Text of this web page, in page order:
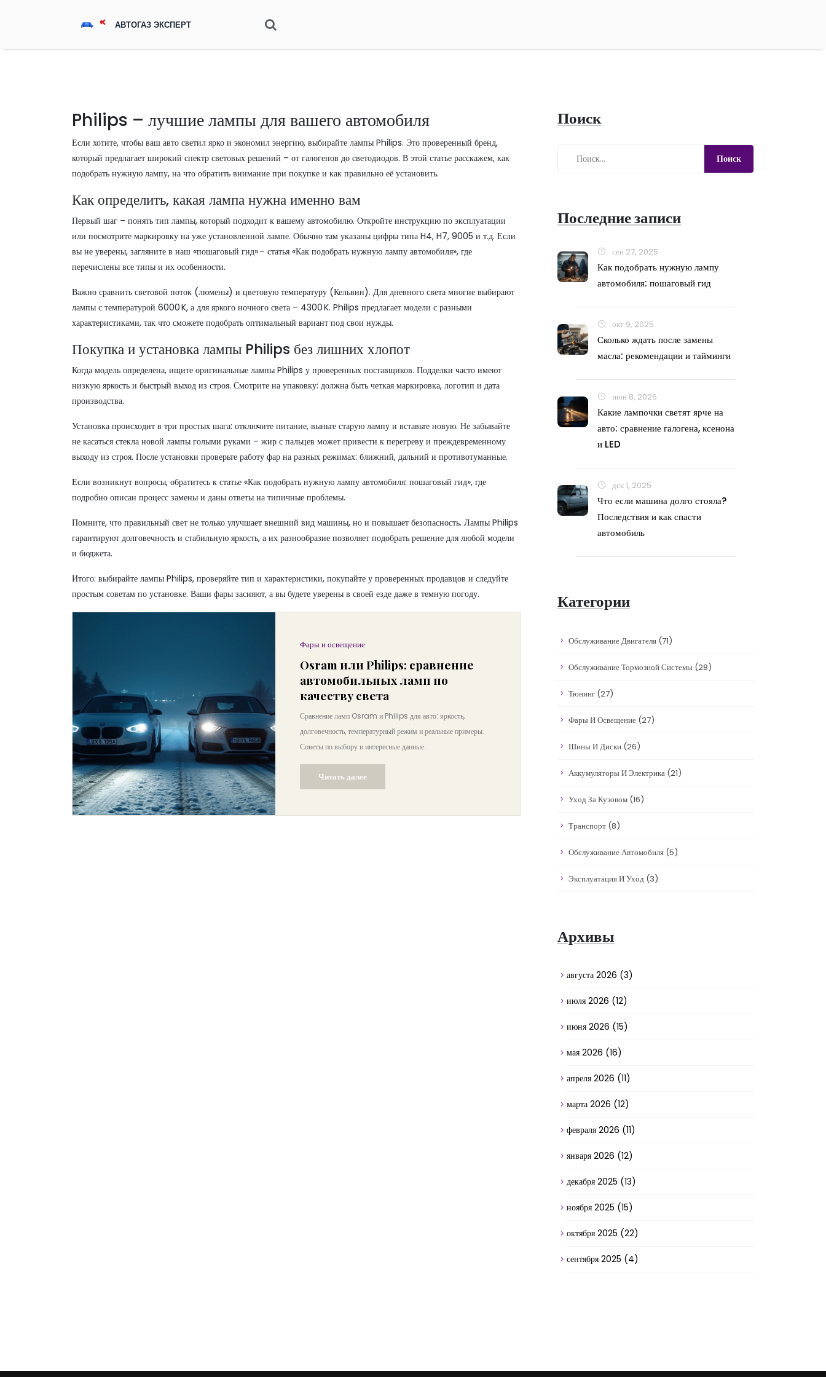
Philips – лучшие лампы для вашего автомобиля
Если хотите, чтобы ваш авто светил ярко и экономил энергию, выбирайте лампы Philips. Это проверенный бренд,
который предлагает широкий спектр световых решений – от галогенов до светодиодов. В этой статье расскажем, как
подобрать нужную лампу, на что обратить внимание при покупке и как правильно её установить.
Как определить, какая лампа нужна именно вам
Первый шаг – понять тип лампы, который подходит к вашему автомобилю. Откройте инструкцию по эксплуатации
или посмотрите маркировку на уже установленной лампе. Обычно там указаны цифры типа H4, H7, 9005 и т.д. Если
вы не уверены, загляните в наш «пошаговый гид» – статья «Как подобрать нужную лампу автомобиля», где
перечислены все типы и их особенности.
Важно сравнить световой поток (люмены) и цветовую температуру (Кельвин). Для дневного света многие выбирают
лампы с температурой 6000 K, а для яркого ночного света – 4300 K. Philips предлагает модели с разными
характеристиками, так что сможете подобрать оптимальный вариант под свои нужды.
Покупка и установка лампы Philips без лишних хлопот
Когда модель определена, ищите оригинальные лампы Philips у проверенных поставщиков. Подделки часто имеют
низкую яркость и быстрый выход из строя. Смотрите на упаковку: должна быть четкая маркировка, логотип и дата
производства.
Установка происходит в три простых шага: отключите питание, выньте старую лампу и вставьте новую. Не забывайте
не касаться стекла новой лампы голыми руками – жир с пальцев может привести к перегреву и преждевременному
выходу из строя. После установки проверьте работу фар на разных режимах: ближний, дальний и противотуманные.
Если возникнут вопросы, обратитесь к статье «Как подобрать нужную лампу автомобиля: пошаговый гид», где
подробно описан процесс замены и даны ответы на типичные проблемы.
Помните, что правильный свет не только улучшает внешний вид машины, но и повышает безопасность. Лампы Philips
гарантируют долговечность и стабильную яркость, а их разнообразие позволяет подобрать решение для любой модели
и бюджета.
Итого: выбирайте лампы Philips, проверяйте тип и характеристики, покупайте у проверенных продавцов и следуйте
простым советам по установке. Ваши фары засияют, а вы будете уверены в своей езде даже в темную погоду.
Фары и освещение
Osram или Philips: сравнение
автомобильных ламп по
качеству света
Сравнение ламп Osram и Philips для авто: яркость,
долговечность, температурный режим и реальные примеры.
Советы по выбору и интересные данные.
Читать далее
Поиск
Последние записи
сен 27, 2025
Как подобрать нужную лампу
автомобиля: пошаговый гид
окт 9, 2025
Сколько ждать после замены
масла: рекомендации и тайминги
июн 8, 2026
Какие лампочки светят ярче на
авто: сравнение галогена, ксенона
и LED
дек 1, 2025
Что если машина долго стояла?
Последствия и как спасти
автомобиль
Категории
Обслуживание Двигателя (71)
Обслуживание Тормозной Системы (28)
Тюнинг (27)
Фары И Освещение (27)
Шины И Диски (26)
Аккумуляторы И Электрика (21)
Уход За Кузовом (16)
Транспорт (8)
Обслуживание Автомобиля (5)
Эксплуатация И Уход (3)
Архивы
августа 2026 (3)
июля 2026 (12)
июня 2026 (15)
мая 2026 (16)
апреля 2026 (11)
марта 2026 (12)
февраля 2026 (11)
января 2026 (12)
декабря 2025 (13)
ноября 2025 (15)
октября 2025 (22)
сентября 2025 (4)